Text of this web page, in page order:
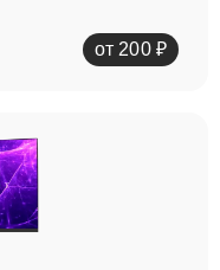
от 200 ₽